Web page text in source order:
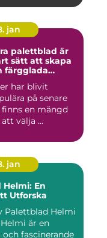
jan
palettblad är
sätt att skapa
färgglada
har blivit
på senare
en mängd
välja ...
jan
En
Utforska
Palettblad Helmi
är en
fascinerande